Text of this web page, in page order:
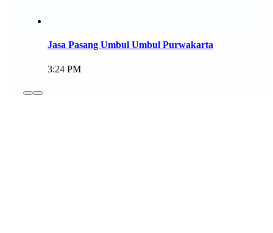
Jasa Pasang Umbul Umbul Purwakarta
3:24 PM